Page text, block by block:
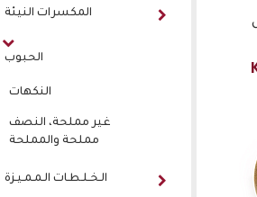
المكسرات النيئة
الحبوب
النكهات
غير مملحة، النصف
مملحة والمملحة
الـخـلـطـات الـمـمـيـزة